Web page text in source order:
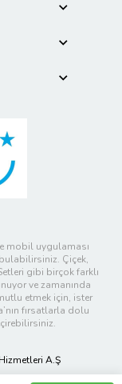
mobil uygulaması
Çiçek,
gibi birçok farklı
ve zamanında
etmek için, ister
fırsatlarla dolu
A.Ş